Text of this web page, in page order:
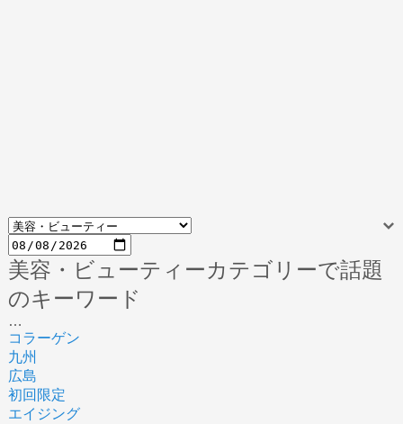
美容・ビューティーカテゴリーで話題
のキーワード
…
コラーゲン
九州
広島
初回限定
エイジング